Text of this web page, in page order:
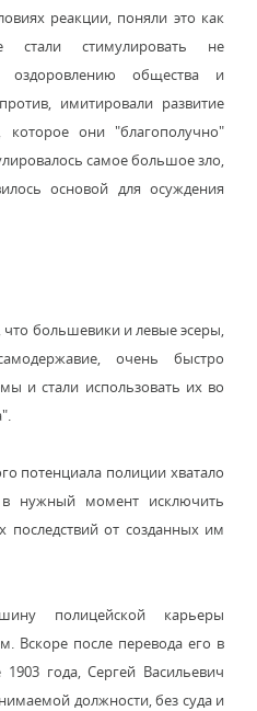
реакции, поняли это как
стали стимулировать не
оздоровлению общества и
имитировали развитие
которое они "благополучно"
самое большое зло,
основой для осуждения
большевики и левые эсеры,
очень быстро
и стали использовать их во
потенциала полиции хватало
нужный момент исключить
последствий от созданных им
полицейской карьеры
Вскоре после перевода его в
года, Сергей Васильевич
должности, без суда и